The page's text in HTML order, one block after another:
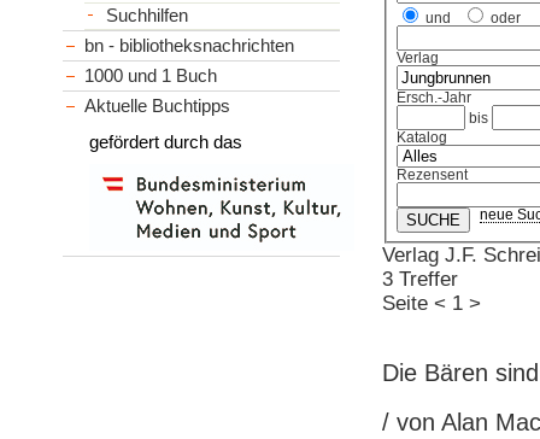
und oder
Verlag
Ersch.-Jahr
bis
Katalog
Rezensent
neue
Verlag J.F.
3 Treffer
Seite < 1 >
Die Bären
/ von Alan
Suchhilfen
bn - bibliotheksnachrichten
1000 und 1 Buch
Aktuelle Buchtipps
gefördert durch das